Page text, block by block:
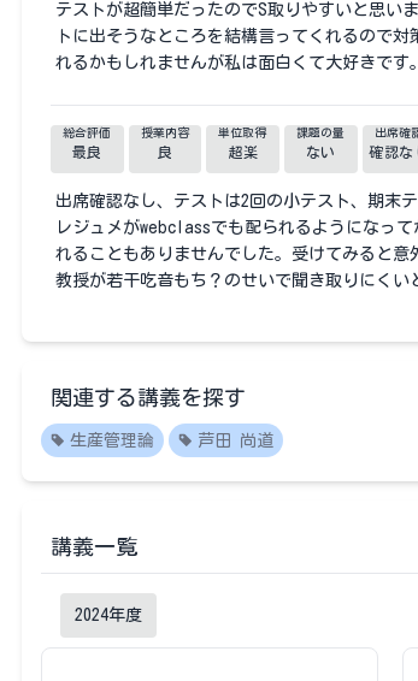
テストが超簡単だったのでS取りやすいと思い
トに出そうなところを結構言ってくれるので
れるかもしれませんが私は面白くて大好きです
総合評価
最良
授業内容
良
単位取得
超楽
課題の量
ない
出席確
確認な
出席確認なし、テストは2回の小テスト、期末
レジュメがwebclassでも配られるようになっ
れることもありませんでした。受けてみると意
教授が若干吃音もち？のせいで聞き取りにくい
関連する講義を探す
生産管理論 芦田 尚道
講義一覧
2024年度